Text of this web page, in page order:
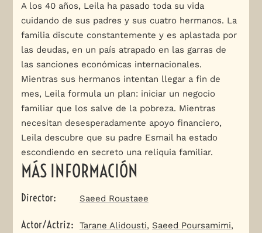
A los 40 años, Leila ha pasado toda su vida
cuidando de sus padres y sus cuatro hermanos. La
familia discute constantemente y es aplastada por
las deudas, en un país atrapado en las garras de
las sanciones económicas internacionales.
Mientras sus hermanos intentan llegar a fin de
mes, Leila formula un plan: iniciar un negocio
familiar que los salve de la pobreza. Mientras
necesitan desesperadamente apoyo financiero,
Leila descubre que su padre Esmail ha estado
escondiendo en secreto una reliquia familiar.
MÁS INFORMACIÓN
Director: Saeed Roustaee
Actor/Actriz: Tarane Alidousti, Saeed Poursamimi,